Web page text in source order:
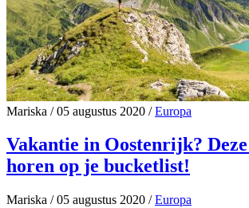
Mariska /05 augustus 2020 / Europa
Vakantie in Oostenrijk?
horen op je bucketlist!
Mariska /05 augustus 2020 / Europa